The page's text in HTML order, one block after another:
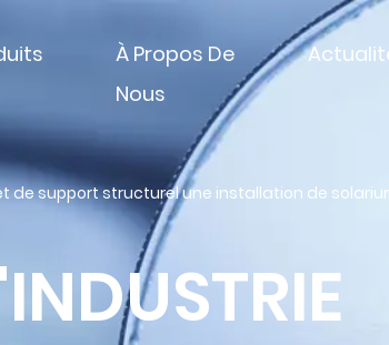
À Propos De
Nous
de support structurel une installation de